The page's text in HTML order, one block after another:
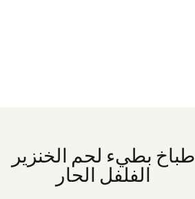
طباخ بطيء لحم الخنزير
الفلفل الحار